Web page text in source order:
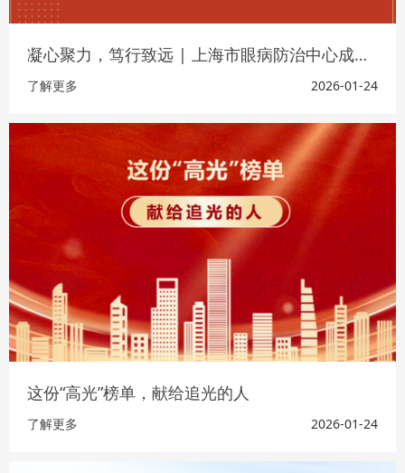
凝心聚力，笃行致远 | 上海市眼病防治中心成功召开2025年度科研工作总结会
了解更多 2026-01-24
这份“高光”榜单，献给追光的人
了解更多 2026-01-24